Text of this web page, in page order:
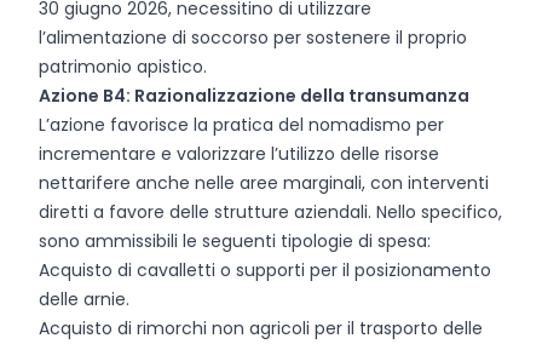
30 giugno 2026, necessitino di utilizzare
l’alimentazione di soccorso per sostenere il proprio
patrimonio apistico.
Azione B4: Razionalizzazione della transumanza
L’azione favorisce la pratica del nomadismo per
incrementare e valorizzare l’utilizzo delle risorse
nettarifere anche nelle aree marginali, con interventi
diretti a favore delle strutture aziendali. Nello specifico,
sono ammissibili le seguenti tipologie di spesa:
Acquisto di cavalletti o supporti per il posizionamento
delle arnie.
Acquisto di rimorchi non agricoli per il trasporto delle